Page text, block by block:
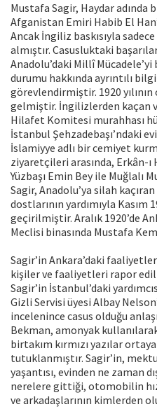
Mustafa Sagir, Haydar adında
Afganistan Emiri Habib El
Ancak İngiliz baskısıyla sadece
almıştır. Casusluktaki
Anadolu’daki Millî
durumu hakkında ayrıntılı
görevlendirmiştir. 1920
gelmiştir. İngilizlerden kaçan
Hilafet Komitesi murahhası
İstanbul Şehzadebaşı’ndaki
İslamiyye adlı bir cemiyet
ziyaretçileri arasında, Erkân-ı
Yüzbaşı Emin Bey ile Muğlalı
Sagir, Anadolu’ya silah
dostlarının yardımıyla Kasım
geçirilmiştir. Aralık 1920’de
Meclisi binasında Mustafa
Sagir’in Ankara’daki
kişiler ve faaliyetleri rapor
Sagir’in İstanbul’daki
Gizli Servisi üyesi Albay
incelenince casus olduğu
Bekman, amonyak
birtakım kırmızı yazılar
tutuklanmıştır. Sagir’in,
yaşantısı, evinden ne zaman
nerelere gittiği, otomobilin
ve arkadaşlarının kimlerden